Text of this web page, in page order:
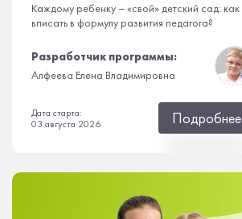
Каждому ребенку – «свой» детский сад: как
вписать в формулу развития педагога?
Разработчик программы:
Алфеева Елена Владимировна
Дата старта:
03 августа 2026
Подробнее